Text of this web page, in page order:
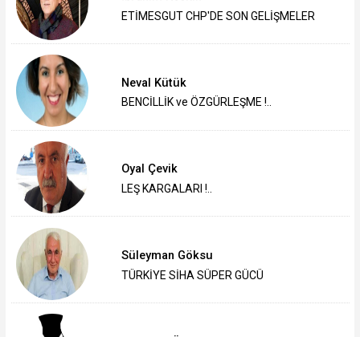
ETİMESGUT CHP'DE SON GELİŞMELER
Neval Kütük
BENCİLLİK ve ÖZGÜRLEŞME !..
Oyal Çevik
LEŞ KARGALARI !..
Süleyman Göksu
TÜRKİYE SİHA SÜPER GÜCÜ